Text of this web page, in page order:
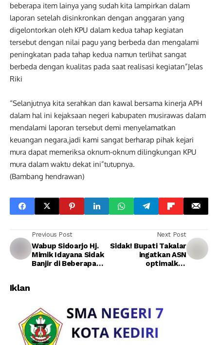
beberapa item lainya yang sudah kita lampirkan dalam
laporan setelah disinkronkan dengan anggaran yang
digelontorkan oleh KPU dalam kedua tahap kegiatan
tersebut dengan nilai pagu yang berbeda dan mengalami
peningkatan pada tahap kedua namun terlihat sangat
berbeda dengan kualitas pada saat realisasi kegiatan”Jelas
Riki
“Selanjutnya kita serahkan dan kawal bersama kinerja APH
dalam hal ini kejaksaan negeri kabupaten musirawas dalam
mendalami laporan tersebut demi menyelamatkan
keuangan negara,jadi kami sangat berharap pihak kejari
mura dapat memeriksa oknum-oknum dilingkungan KPU
mura dalam waktu dekat ini”tutupnya.
(Bambang hendrawan)
Previous Post
Wabup Sidoarjo Hj.
Mimik Idayana Sidak
Banjir di Beberapa
Next Post
Sidak! Bupati Takalar
ingatkan ASN
optimalkan
Iklan